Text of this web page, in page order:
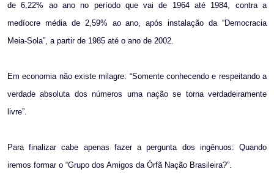
de 6,22% ao ano no período que vai de 1964 até 1984, contra a
medíocre média de 2,59% ao ano, após instalação da “Democracia
Meia-Sola”, a partir de 1985 até o ano de 2002.
Em economia não existe milagre: “Somente conhecendo e respeitando a
verdade absoluta dos números uma nação se torna verdadeiramente
livre”.
Para finalizar cabe apenas fazer a pergunta dos ingênuos: Quando
iremos formar o “Grupo dos Amigos da Órfã Nação Brasileira?”.